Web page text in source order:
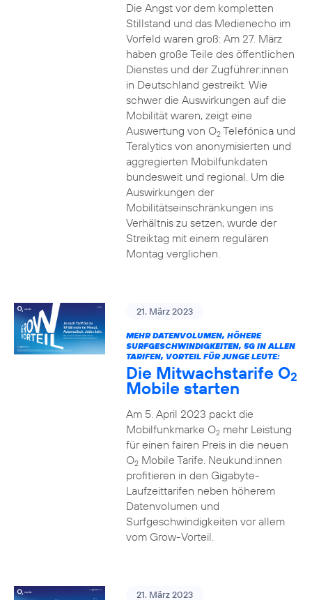
Die Angst vor dem kompletten
Stillstand und das Medienecho im
Vorfeld waren groß: Am 27. März
haben große Teile des öffentlichen
Dienstes und der Zugführer:innen
in Deutschland gestreikt. Wie
schwer die Auswirkungen auf die
Mobilität waren, zeigt eine
Auswertung von O2Telefónica und
Teralytics von anonymisierten und
aggregierten Mobilfunkdaten
bundesweit und regional. Um die
Auswirkungen der
Mobilitätseinschränkungen ins
Verhältnis zu setzen, wurde der
Streiktag mit einem regulären
Montag verglichen.
21. März 2023
MEHR DATENVOLUMEN, HÖHERE
SURFGESCHWINDIGKEITEN, 5G IN ALLEN
TARIFEN, VORTEIL FÜR JUNGE LEUTE:
Die Mitwachstarife O2
Mobile starten
Am 5. April 2023 packt die
Mobilfunkmarke O2mehr Leistung
für einen fairen Preis in die neuen
O2Mobile Tarife. Neukund:innen
profitieren in den Gigabyte-
Laufzeittarifen neben höherem
Datenvolumen und
Surfgeschwindigkeiten vor allem
vom Grow-Vorteil.
21. März 2023